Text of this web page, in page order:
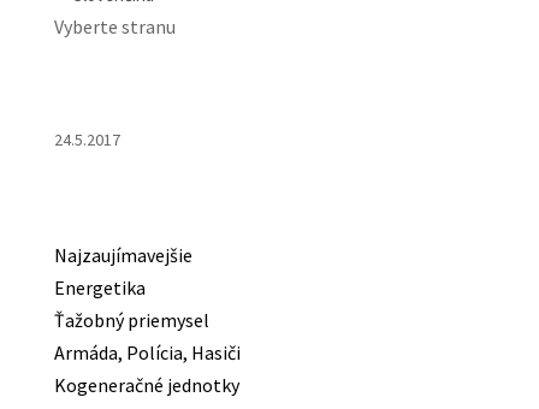
Vyberte stranu
24.5.2017
Najzaujímavejšie
Energetika
Ťažobný priemysel
Armáda, Polícia, Hasiči
Kogeneračné jednotky